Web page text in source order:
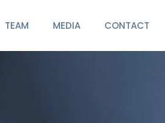
TEAM MEDIA CONTACT